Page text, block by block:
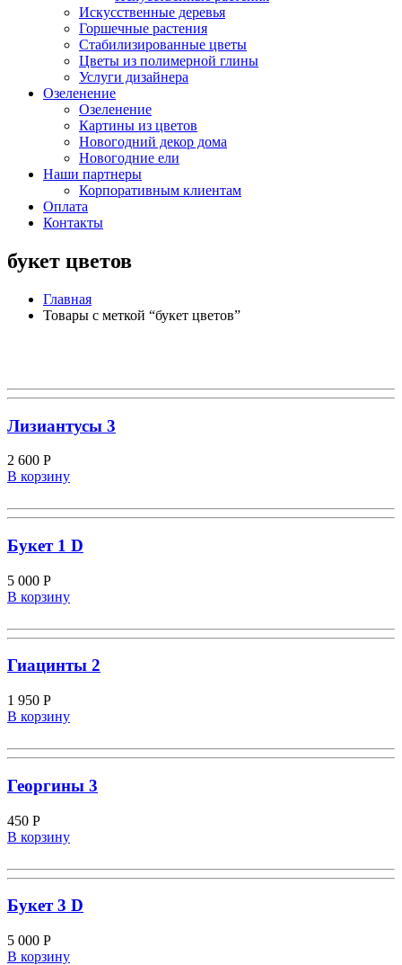
Искусственные деревья
Горшечные растения
Стабилизированные цветы
Цветы из полимерной глины
Услуги дизайнера
Озеленение
Озеленение
Картины из цветов
Новогодний декор дома
Новогодние ели
Наши партнеры
Корпоративным клиентам
Оплата
Контакты
букет цветов
Главная
Товары с меткой “букет цветов”
Лизиантусы 3
2 600 Р
В корзину
Букет 1 D
5 000 Р
В корзину
Гиацинты 2
1 950 Р
В корзину
Георгины 3
450 Р
В корзину
Букет 3 D
5 000 Р
В корзину